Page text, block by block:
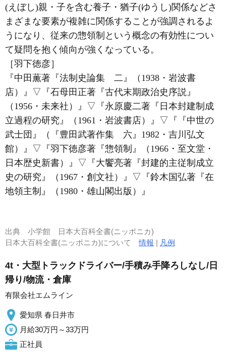
(えぼし)親・子を含む養子・猶子(ゆうし)関係などさ
まざまな要素が複雑に関係することが強調されるよ
うになり、従来の惣領制という概念の有効性につい
て疑問を抱く傾向が強くなっている。
［羽下徳彦］
『中田薫著『法制史論集 二』（1938・岩波書
店）』 ▽ 『石母田正著『古代末期政治史序説』
（1956・未来社）』 ▽ 『永原慶二著『日本封建制成
立過程の研究』（1961・岩波書店）』 ▽ 『『中世の
武士団』（『豊田武著作集 六』1982・吉川弘文
館）』 ▽ 『羽下徳彦著『惣領制』（1966・至文堂・
日本歴史新書）』 ▽ 『大饗亮著『封建的主従制成立
史の研究』（1967・創文社）』 ▽ 『鈴木国弘著『在
地領主制』（1980・雄山閣出版）』
出典 小学館 日本大百科全書(ニッポニカ)
日本大百科全書(ニッポニカ)について情報 | 凡例
4t・大型トラックドライバー/手積み手降ろしなし/日
帰り/物流・倉庫
有限会社エムライン
愛知県 春日井市
月給30万円～33万円
正社員